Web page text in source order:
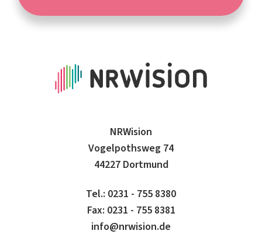
NRWision
Vogelpothsweg 74
44227 Dortmund
Tel.: 0231 - 755 8380
Fax: 0231 - 755 8381
info@nrwision.de